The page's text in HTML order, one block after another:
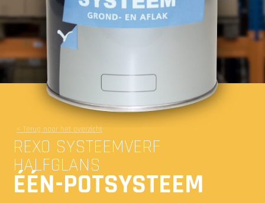
< Terug naar het overzicht
REXO SYSTEEMVERF
HALFGLANS
ÉÉN-POTSYSTEEM